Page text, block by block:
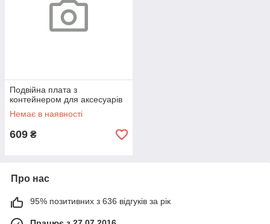
Подвійна плата з
контейнером для аксесуарів
Немає в наявності
609 ₴
Про нас
95% позитивних з 636 відгуків за рік